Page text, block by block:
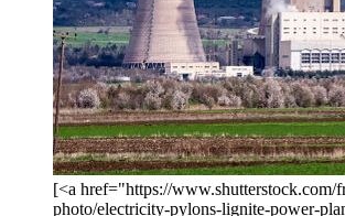
[<a href="https://www.shutterstock.com/
photo/electricity-pylons-lignite-power-